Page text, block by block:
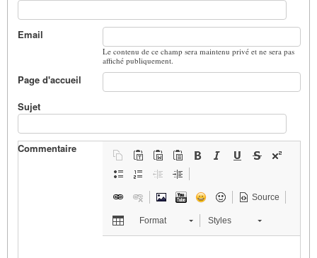
Email
Le contenu de ce champ sera maintenu privé et ne sera pas
affiché publiquement.
Page d'accueil
Sujet
Commentaire
Source
Format Styles